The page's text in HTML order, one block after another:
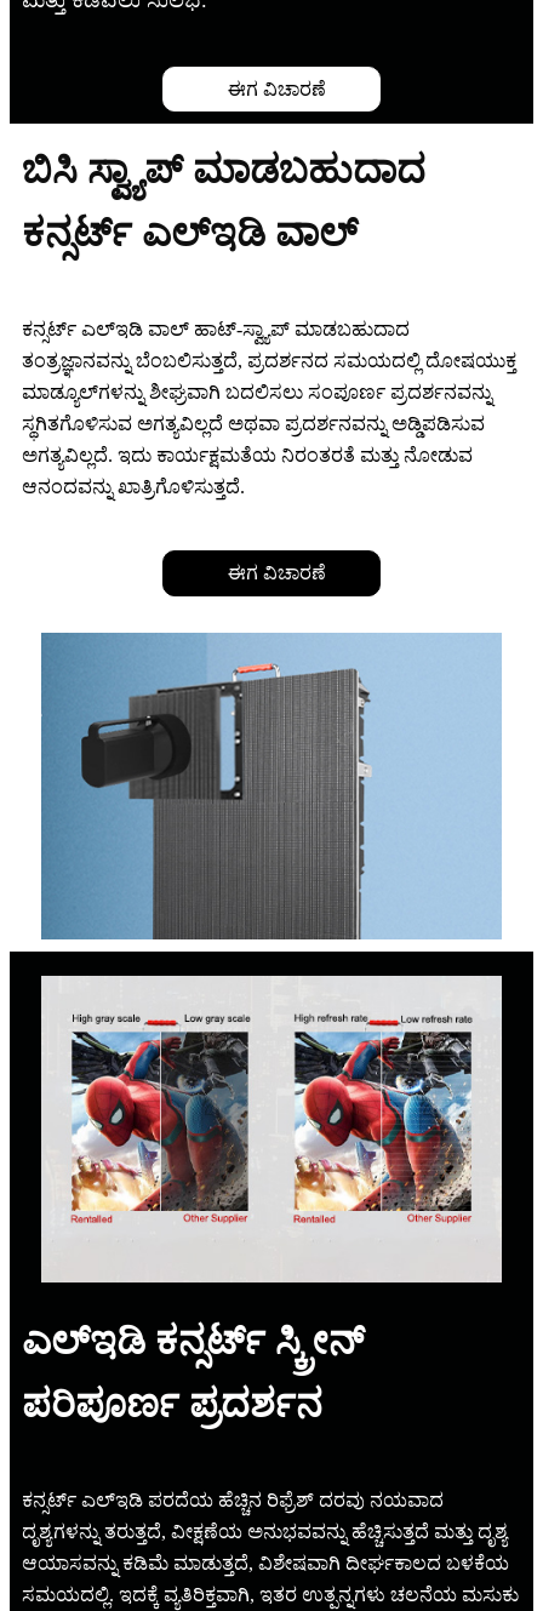
ಈಗ ವಿಚಾರಣೆ
ಬಿಸಿ ಸ್ವ್ಯಾಪ್ ಮಾಡಬಹುದಾದ
ಕನ್ಸರ್ಟ್ ಎಲ್ಇಡಿ ವಾಲ್
ಕನ್ಸರ್ಟ್ ಎಲ್ಇಡಿ ವಾಲ್ ಹಾಟ್-ಸ್ವ್ಯಾಪ್ ಮಾಡಬಹುದಾದ
ತಂತ್ರಜ್ಞಾನವನ್ನು ಬೆಂಬಲಿಸುತ್ತದೆ, ಪ್ರದರ್ಶನದ ಸಮಯದಲ್ಲಿ ದೋಷಯುಕ್ತ
ಮಾಡ್ಯೂಲ್‌ಗಳನ್ನು ಶೀಘ್ರವಾಗಿ ಬದಲಿಸಲು ಸಂಪೂರ್ಣ ಪ್ರದರ್ಶನವನ್ನು
ಸ್ಥಗಿತಗೊಳಿಸುವ ಅಗತ್ಯವಿಲ್ಲದೆ ಅಥವಾ ಪ್ರದರ್ಶನವನ್ನು ಅಡ್ಡಿಪಡಿಸುವ
ಅಗತ್ಯವಿಲ್ಲದೆ. ಇದು ಕಾರ್ಯಕ್ಷಮತೆಯ ನಿರಂತರತೆ ಮತ್ತು ನೋಡುವ
ಆನಂದವನ್ನು ಖಾತ್ರಿಗೊಳಿಸುತ್ತದೆ.
ಈಗ ವಿಚಾರಣೆ
ಎಲ್ಇಡಿ ಕನ್ಸರ್ಟ್ ಸ್ಕ್ರೀನ್
ಪರಿಪೂರ್ಣ ಪ್ರದರ್ಶನ
ಕನ್ಸರ್ಟ್ ಎಲ್ಇಡಿ ಪರದೆಯ ಹೆಚ್ಚಿನ ರಿಫ್ರೆಶ್ ದರವು ನಯವಾದ
ದೃಶ್ಯಗಳನ್ನು ತರುತ್ತದೆ, ವೀಕ್ಷಣೆಯ ಅನುಭವವನ್ನು ಹೆಚ್ಚಿಸುತ್ತದೆ ಮತ್ತು ದೃಶ್ಯ
ಆಯಾಸವನ್ನು ಕಡಿಮೆ ಮಾಡುತ್ತದೆ, ವಿಶೇಷವಾಗಿ ದೀರ್ಘಕಾಲದ ಬಳಕೆಯ
ಸಮಯದಲ್ಲಿ. ಇದಕ್ಕೆ ವ್ಯತಿರಿಕ್ತವಾಗಿ, ಇತರ ಉತ್ಪನ್ನಗಳು ಚಲನೆಯ ಮಸುಕು